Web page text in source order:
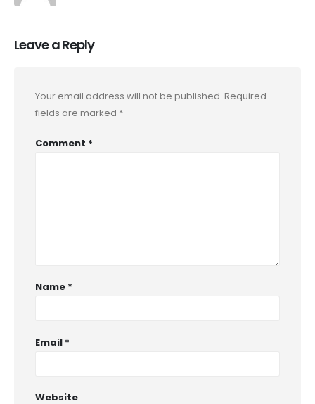
Leave a Reply
Your email address will not be published. Required
fields are marked *
Comment *
Name *
Email *
Website